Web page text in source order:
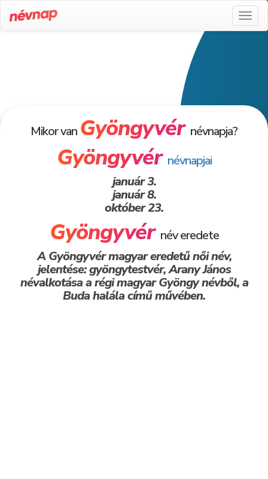
Mikor van Gyöngyvér névnapja?
Gyöngyvér névnapjai
január 3.
január 8.
október 23.
Gyöngyvér név eredete
A Gyöngyvér magyar eredetű női név,
jelentése: gyöngytestvér, Arany János
névalkotása a régi magyar Gyöngy névből, a
Buda halála című művében.